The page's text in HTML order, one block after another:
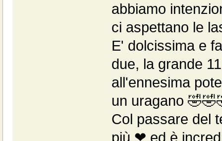
abbiamo
ci aspettano le
E' dolcissima e
due, la grande
all'ennesima
un uragano
Col passare del
più ❤ ed è